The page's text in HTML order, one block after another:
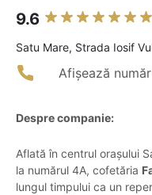
9.6
Satu Mare, Strada Iosif
Afișează
Despre companie:
Aflată în centrul orașului
la numărul 4A, cofetăria
lungul timpului ca un